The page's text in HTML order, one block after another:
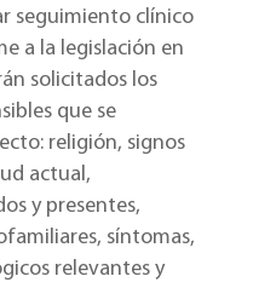
seguimiento clínico
a la legislación en
solicitados los
que se
religión, signos
actual,
y presentes,
síntomas,
relevantes y